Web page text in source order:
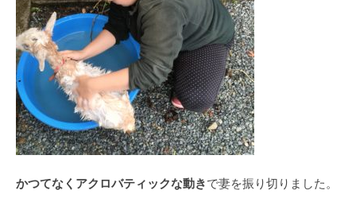
かつてなくアクロバティックな動きで妻を振り切りました。